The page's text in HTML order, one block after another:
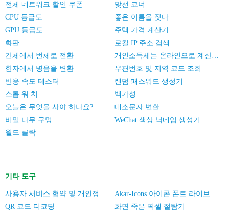
전체 네트워크 할인 쿠폰
맞선 코너
CPU 등급도
좋은 이름을 짓다
GPU 등급도
주택 가격 계산기
화판
로컬 IP 주소 검색
간체에서 번체로 전환
개인소득세는 온라인으로 계산한다
한자에서 병음을 변환
우편번호 및 지역 코드 조회
반응 속도 테스터
랜덤 패스워드 생성기
스톱 워 치
백가성
오늘은 무엇을 사야 하나요?
대소문자 변환
비밀 나무 구멍
WeChat 색상 닉네임 생성기
월드 클락
기타 도구
사용자 서비스 협약 및 개인정보 보호 정책
Akar-Icons 아이콘 폰트 라이브러리
QR 코드 디코딩
화면 죽은 픽셀 절탐기